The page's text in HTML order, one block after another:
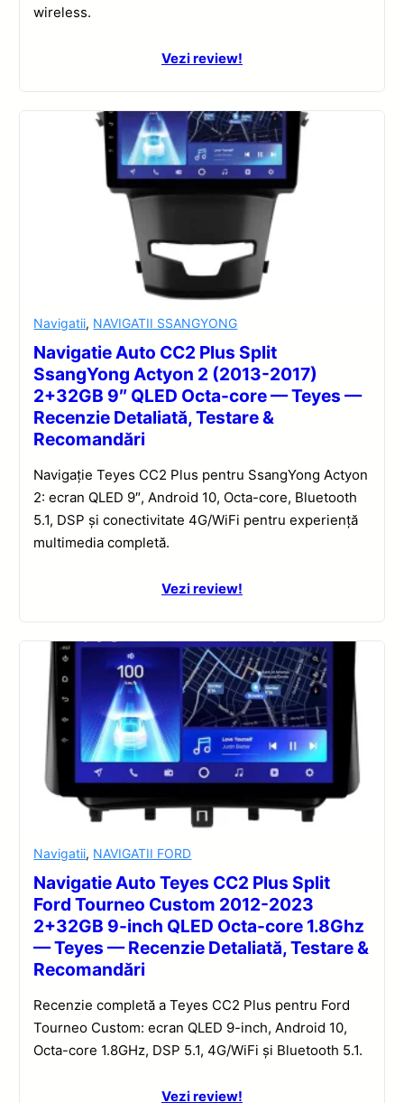
wireless.
Vezi review!
Navigatii, NAVIGATII SSANGYONG
Navigatie Auto CC2 Plus Split
SsangYong Actyon 2 (2013-2017)
2+32GB 9″ QLED Octa-core — Teyes —
Recenzie Detaliată, Testare &
Recomandări
Navigație Teyes CC2 Plus pentru SsangYong Actyon
2: ecran QLED 9″, Android 10, Octa-core, Bluetooth
5.1, DSP și conectivitate 4G/WiFi pentru experiență
multimedia completă.
Vezi review!
Navigatii, NAVIGATII FORD
Navigatie Auto Teyes CC2 Plus Split
Ford Tourneo Custom 2012-2023
2+32GB 9-inch QLED Octa-core 1.8Ghz
— Teyes — Recenzie Detaliată, Testare &
Recomandări
Recenzie completă a Teyes CC2 Plus pentru Ford
Tourneo Custom: ecran QLED 9-inch, Android 10,
Octa-core 1.8GHz, DSP 5.1, 4G/WiFi și Bluetooth 5.1.
Vezi review!